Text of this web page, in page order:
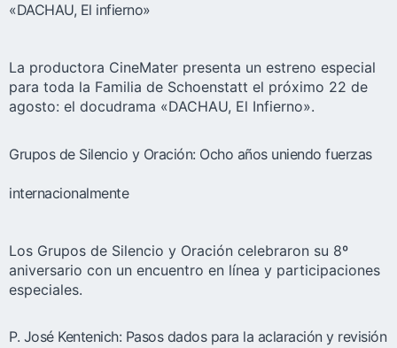
«DACHAU, El infierno»
La productora CineMater presenta un estreno especial
para toda la Familia de Schoenstatt el próximo 22 de
agosto: el docudrama «DACHAU, El Infierno».
Grupos de Silencio y Oración: Ocho años uniendo fuerzas
internacionalmente
Los Grupos de Silencio y Oración celebraron su 8º
aniversario con un encuentro en línea y participaciones
especiales.
P. José Kentenich: Pasos dados para la aclaración y revisión